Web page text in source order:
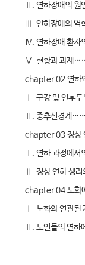
Ⅱ. 연하장애
Ⅲ. 연하장애
Ⅳ. 연하장애
Ⅴ. 현황과 과
chapter 02 연
Ⅰ. 구강 및
Ⅱ. 중추신경
chapter 03 정
Ⅰ. 연하 과정
Ⅱ. 정상 연하
chapter 04 노
Ⅰ. 노화와 연
Ⅱ. 노인들의